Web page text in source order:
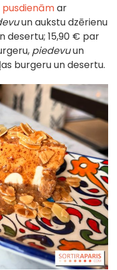
pusdienāmar
un aukstu dzērienu
desertu; 15,90 € par
piedevuun
burgeru un desertu.